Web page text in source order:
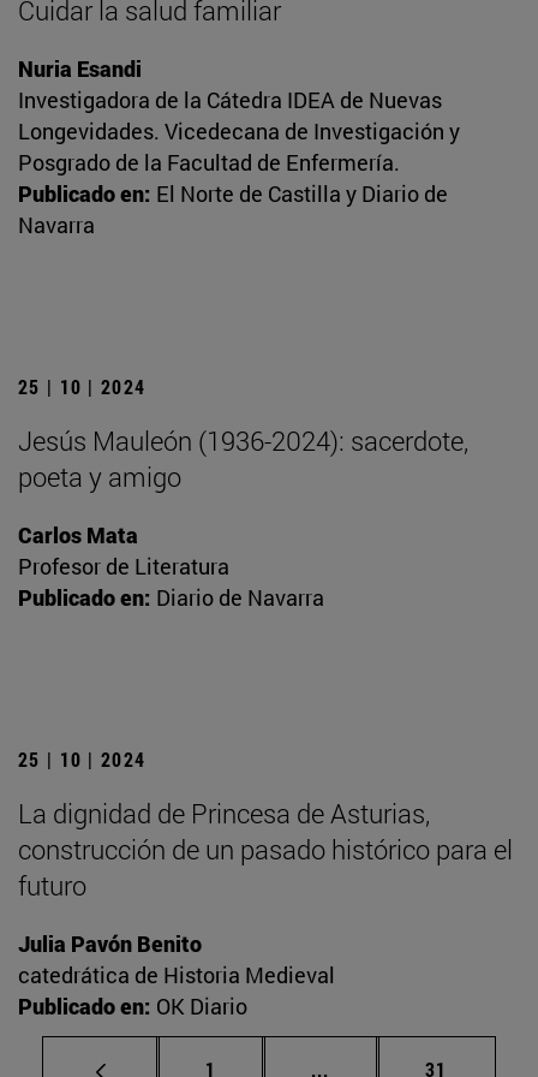
Cuidar la salud familiar
Nuria Esandi
Investigadora de la Cátedra IDEA de Nuevas
Longevidades. Vicedecana de Investigación y
Posgrado de la Facultad de Enfermería.
Publicado en: El Norte de Castilla y Diario de
Navarra
25 | 10 | 2024
Jesús Mauleón (1936-2024): sacerdote,
poeta y amigo
Carlos Mata
Profesor de Literatura
Publicado en: Diario de Navarra
25 | 10 | 2024
La dignidad de Princesa de Asturias,
construcción de un pasado histórico para el
futuro
Julia Pavón Benito
catedrática de Historia Medieval
Publicado en: OK Diario
Página
1 ... Páginas intermedias
Página
31